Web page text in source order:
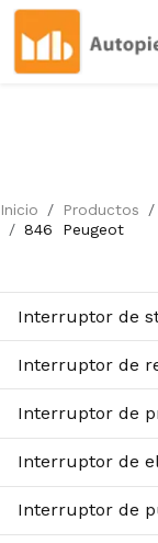
Inicio Productos
846
Peugeot
Interruptor de
Interruptor de
Interruptor de
Interruptor de
Interruptor de